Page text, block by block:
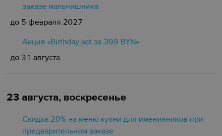
заказе мальчишника
до 5 февраля 2027
Акция «Birthday set за 399 BYN»
до 31 августа
23 августа, воскресенье
Скидка 20% на меню кухни для именинников при
предварительном заказе